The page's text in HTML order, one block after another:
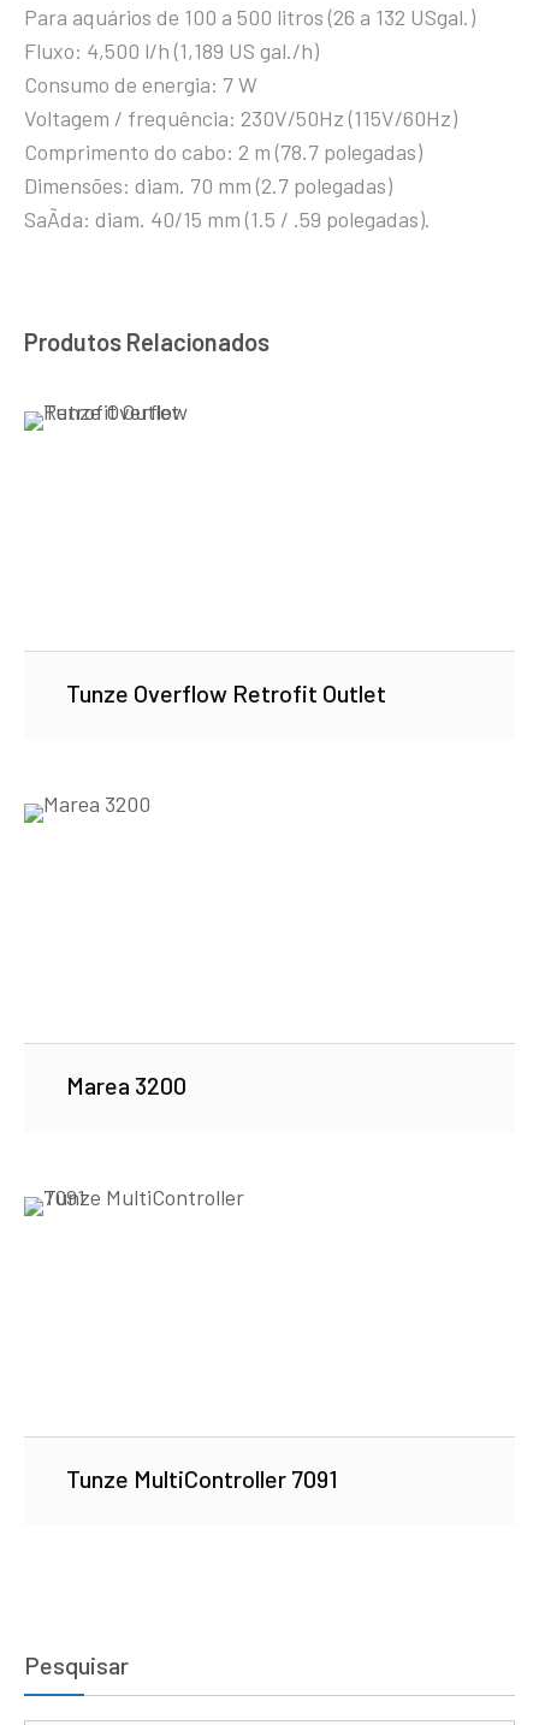
Para aquários de 100 a 500 litros (26 a 132 USgal.)
Fluxo: 4,500 l/h (1,189 US gal./h)
Consumo de energia: 7 W
Voltagem / frequência: 230V/50Hz (115V/60Hz)
Comprimento do cabo: 2 m (78.7 polegadas)
Dimensões: diam. 70 mm (2.7 polegadas)
SaÃ­da: diam. 40/15 mm (1.5 / .59 polegadas).
Produtos Relacionados
Tunze Overflow Retrofit Outlet
Marea 3200
Tunze MultiController 7091
Pesquisar